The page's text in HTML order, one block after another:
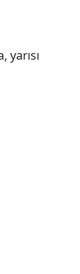
yarısı